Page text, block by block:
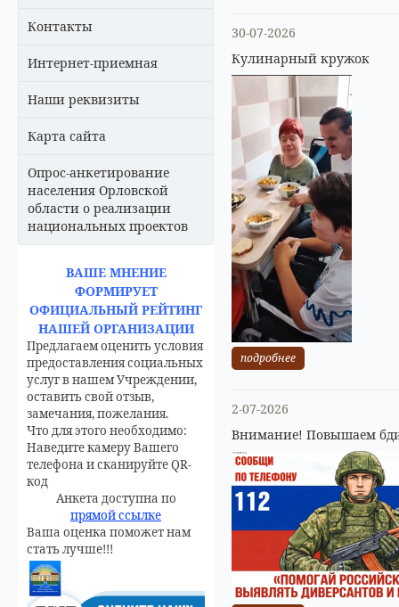
Контакты
Интернет-приемная
Наши реквизиты
Карта сайта
Опрос-анкетирование
населения Орловской
области о реализации
национальных проектов
ВАШЕ МНЕНИЕ
ФОРМИРУЕТ
ОФИЦИАЛЬНЫЙ РЕЙТИНГ
НАШЕЙ ОРГАНИЗАЦИИ
Предлагаем оценить условия
предоставления социальных
услуг в нашем Учреждении,
оставить свой отзыв,
замечания, пожелания.
Что для этого необходимо:
Наведите камеру Вашего
телефона и сканируйте QR-
код
Анкета доступна по
прямой ссылке
Ваша оценка поможет нам
стать лучше!!!
30-07-2026
Кулинарный кружок
подробнее
2-07-2026
Внимание! Повышаем